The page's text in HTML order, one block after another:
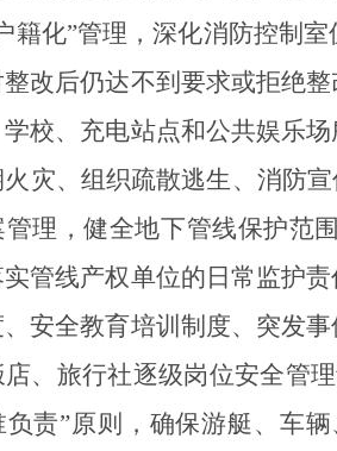
籍化”管理，深化消防控制
改后仍达不到要求或拒绝
校、 充电站点和公共娱乐
灾、组织疏散逃生、消防
管理，健全地下管线保护范
管线产权单位的日常监护
安全教育培训制度、突发
、旅行社逐级岗位安全管
负责”原则，确保游艇、 车